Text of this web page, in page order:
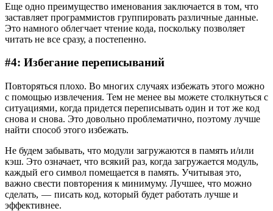
Еще одно преимущество именования заключается в том, что
заставляет программистов группировать различные данные.
Это намного облегчает чтение кода, поскольку позволяет
читать не все сразу, а постепенно.
#4: Избегание переписываний
Повторяться плохо. Во многих случаях избежать этого можно
с помощью извлечения. Тем не менее вы можете столкнуться с
ситуациями, когда придется переписывать один и тот же код
снова и снова. Это довольно проблематично, поэтому лучше
найти способ этого избежать.
Не будем забывать, что модули загружаются в память и/или
кэш. Это означает, что всякий раз, когда загружается модуль,
каждый его символ помещается в память. Учитывая это,
важно свести повторения к минимуму. Лучшее, что можно
сделать, — писать код, который будет работать лучше и
эффективнее.